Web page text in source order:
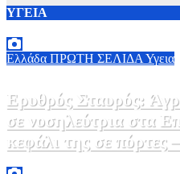
ΥΓΕΙΑ
Ελλάδα ΠΡΩΤΗ ΣΕΛΙΔΑ Υγεια
Ερυθρός Σταυρός:
σε νοσηλεύτρια στα
κεφάλι της σε πόρτες
ΠΟΕΔΗΝ